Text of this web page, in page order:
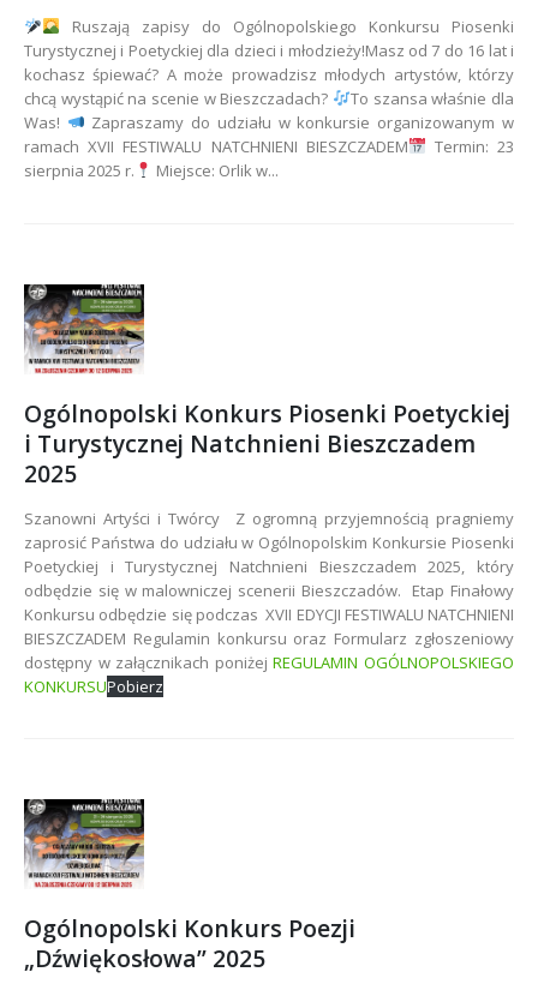
Ruszają zapisy do Ogólnopolskiego Konkursu Piosenki
Turystycznej i Poetyckiej dla dzieci i młodzieży!Masz od 7 do 16 lat i
kochasz śpiewać? A może prowadzisz młodych artystów, którzy
chcą wystąpić na scenie w Bieszczadach?
To szansa właśnie dla
Was!
Zapraszamy do udziału w konkursie organizowanym w
ramach XVII FESTIWALU NATCHNIENI BIESZCZADEM
Termin: 23
sierpnia 2025 r.
Miejsce: Orlik w...
Ogólnopolski Konkurs Piosenki Poetyckiej
i Turystycznej Natchnieni Bieszczadem
2025
Szanowni Artyści i Twórcy Z ogromną przyjemnością pragniemy
zaprosić Państwa do udziału w Ogólnopolskim Konkursie Piosenki
Poetyckiej i Turystycznej Natchnieni Bieszczadem 2025, który
odbędzie się w malowniczej scenerii Bieszczadów. Etap Finałowy
Konkursu odbędzie się podczas XVII EDYCJI FESTIWALU NATCHNIENI
BIESZCZADEM Regulamin konkursu oraz Formularz zgłoszeniowy
dostępny w załącznikach poniżejREGULAMIN OGÓLNOPOLSKIEGO
KONKURSUPobierz
Ogólnopolski Konkurs Poezji
„Dźwiękosłowa” 2025